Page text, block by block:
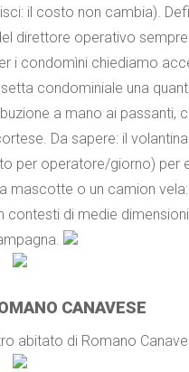
il costo non cambia).
direttore operativo
i condomìni chiediamo
condominiale una
a mano ai passanti,
Da sapere: il
per operatore/giorno) per
mascotte o un camion
di medie
CANAVESE
abitato di Romano